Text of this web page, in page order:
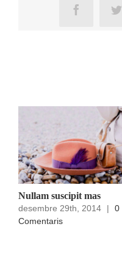
Facebook
Nullam suscipit mas
desembre 29th, 2014 |
0
Comentaris